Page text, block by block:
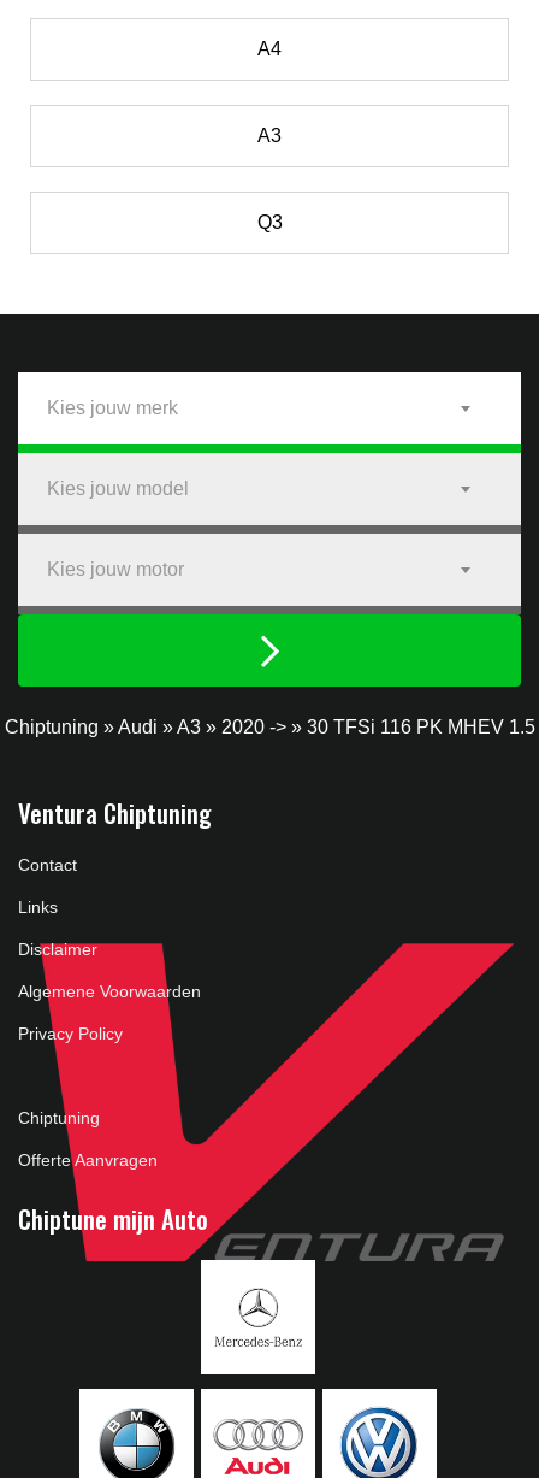
A4
A3
Q3
Kies jouw merk
Kies jouw model
Kies jouw motor
Chiptuning »Audi »A3» 2020 ->» 30 TFSi 116 PK MHEV 1.5
Ventura Chiptuning
Contact
Links
Disclaimer
Algemene Voorwaarden
Privacy Policy
Chiptuning
Offerte Aanvragen
Chiptune mijn Auto